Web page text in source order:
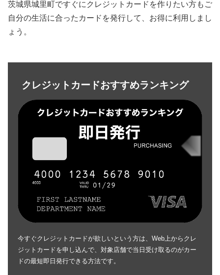
茨城県城里町ですぐにクレジットカードを作りたい方もご
自分の生活に合ったカードを発行して、お得に利用しまし
ょう。
クレジットカードおすすめランキング
今すぐクレジットカードが欲しいという方は、Web上からクレ
ジットカードを申し込んで、対象店舗で当日受け取るのがカー
ドの最短即日発行できる方法です。